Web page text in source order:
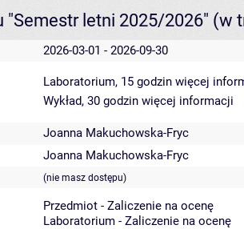
"Semestr letni 2025/2026" (w
2026-03-01 - 2026-09-30
Laboratorium, 15 godzin więcej
Wykład, 30 godzin więcej informacji
Joanna Makuchowska-Fryc
Joanna Makuchowska-Fryc
(nie masz dostępu)
Przedmiot - Zaliczenie na ocenę
Laboratorium - Zaliczenie na ocenę